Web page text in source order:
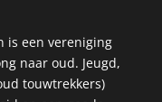
is een vereniging
naar oud. Jeugd,
touwtrekkers)